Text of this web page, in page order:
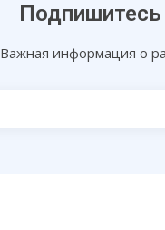
Важная информация о